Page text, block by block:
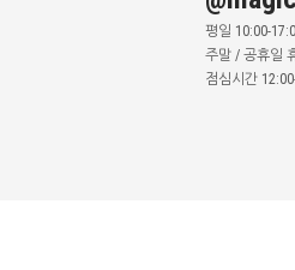
평일 10:00-
주말 / 공휴일
점심시간